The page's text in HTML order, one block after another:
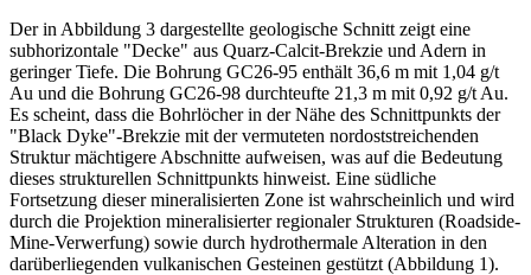
Der in Abbildung 3 dargestellte geologische Schnitt zeigt eine
subhorizontale "Decke" aus Quarz-Calcit-Brekzie und Adern in
geringer Tiefe. Die Bohrung GC26-95 enthält 36,6 m mit 1,04 g/t
Au und die Bohrung GC26-98 durchteufte 21,3 m mit 0,92 g/t Au.
Es scheint, dass die Bohrlöcher in der Nähe des Schnittpunkts der
"Black Dyke"-Brekzie mit der vermuteten nordoststreichenden
Struktur mächtigere Abschnitte aufweisen, was auf die Bedeutung
dieses strukturellen Schnittpunkts hinweist. Eine südliche
Fortsetzung dieser mineralisierten Zone ist wahrscheinlich und wird
durch die Projektion mineralisierter regionaler Strukturen (Roadside-
Mine-Verwerfung) sowie durch hydrothermale Alteration in den
darüberliegenden vulkanischen Gesteinen gestützt (Abbildung 1).